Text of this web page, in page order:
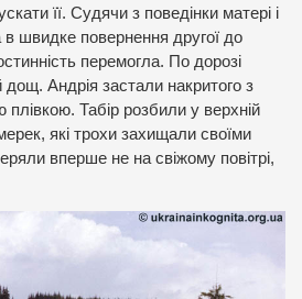
її. Судячи з поведінки матері і
швидке повернення другої до
перемогла. По дорозі
Андрія застали накритого з
Табір розбили у верхній
які трохи захищали своїми
вперше не на свіжому повітрі,